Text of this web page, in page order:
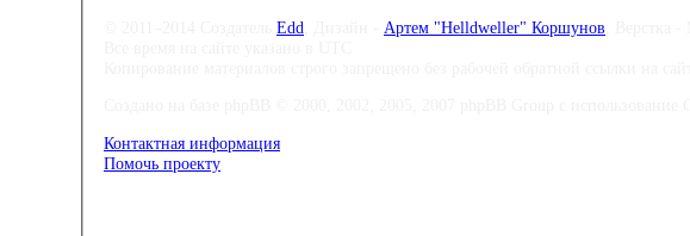
Edd Артем "Helldweller" Коршунов
Контактная информация
Помочь проекту